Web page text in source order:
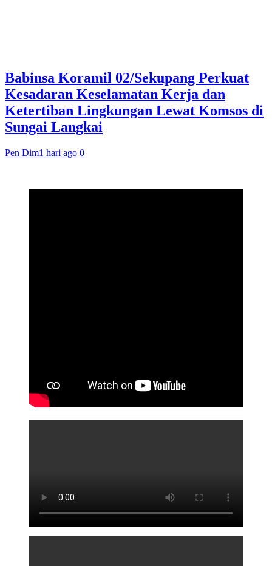
Babinsa Koramil 02/Sekupang Perkuat
Kesadaran Keselamatan Kerja dan
Ketertiban Lingkungan Lewat Komsos di
Sungai Langkai
Pen Dim1 hari ago 0